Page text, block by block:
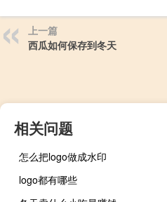
上一篇
西瓜如何保存到冬天
相关问题
怎么把logo做成水印
logo都有哪些